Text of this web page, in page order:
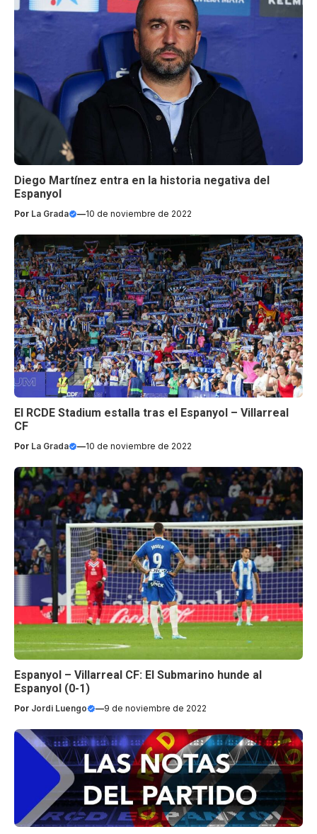
Diego Martínez entra en la historia negativa del
Espanyol
Por La Grada —10 de noviembre de 2022
El RCDE Stadium estalla tras el Espanyol – Villarreal
CF
Por La Grada —10 de noviembre de 2022
Espanyol – Villarreal CF: El Submarino hunde al
Espanyol (0-1)
Por Jordi Luengo —9 de noviembre de 2022